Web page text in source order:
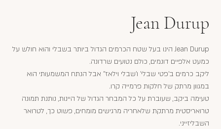
Jean Durup
Jean Durup הינו בעל שטח הכרמים הגדול ביותר בשבלי והוא חולש על
כמעט אלפיים דונמים, כולם נטועים שרדונה.
ליקב כרמים ב'פטי שבלי' ו'שבלי וילאז'' אבל הנתח המשמעותי הוא
במגוון מרתק של חלקות פרמייה קרו.
טעימה ביקב, שעוברת על כל המבחר הגדול של היינות, נותנת תמונה
טרואריסטית מרתקת שלאחריה מרגישים מומחים, פשוט כך, לטרואר
השבליזייני.